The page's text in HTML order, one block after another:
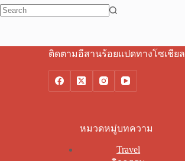
ติดตามอีสานร้อยแปดทางโซเชียล
หมวดหมู่บทความ
Travel